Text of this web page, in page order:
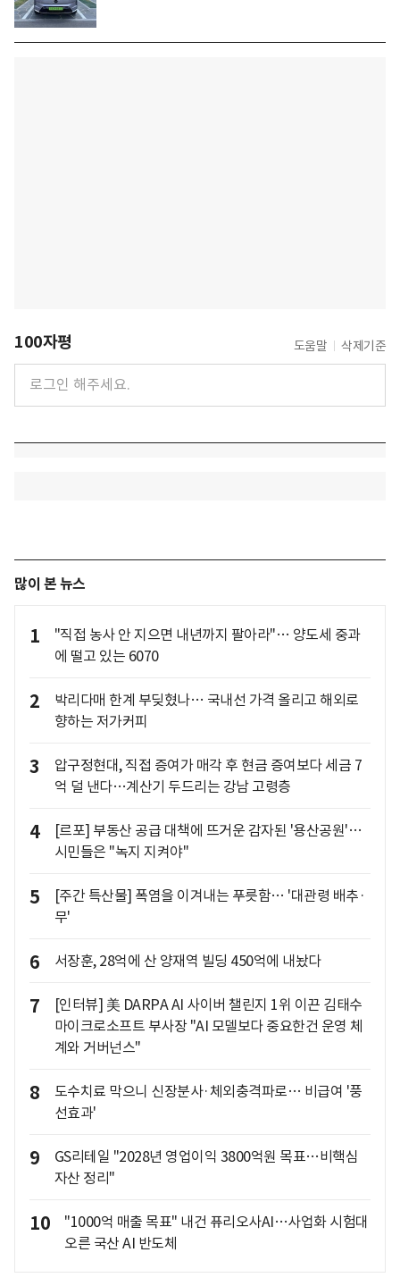
100자평 도움말 삭제기준
많이 본 뉴스
1
"직접 농사 안 지으면 내년까지 팔아라"… 양도세 중과
에 떨고 있는 6070
2
박리다매 한계 부딪혔나… 국내선 가격 올리고 해외로
향하는 저가커피
3
압구정현대, 직접 증여가 매각 후 현금 증여보다 세금 7
억 덜 낸다…계산기 두드리는 강남 고령층
4
[르포] 부동산 공급 대책에 뜨거운 감자된 '용산공원'…
시민들은 "녹지 지켜야"
5
[주간 특산물] 폭염을 이겨내는 푸릇함… '대관령 배추·
무'
6 서장훈, 28억에 산 양재역 빌딩 450억에 내놨다
7
[인터뷰] 美 DARPA AI 사이버 챌린지 1위 이끈 김태수
마이크로소프트 부사장 "AI 모델보다 중요한건 운영 체
계와 거버넌스"
8
도수치료 막으니 신장분사·체외충격파로… 비급여 '풍
선효과'
9
GS리테일 "2028년 영업이익 3800억원 목표…비핵심
자산 정리"
10
"1000억 매출 목표" 내건 퓨리오사AI…사업화 시험대
오른 국산 AI 반도체